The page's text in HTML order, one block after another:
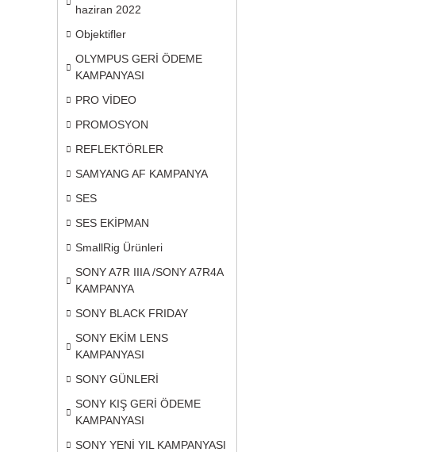
haziran 2022
Objektifler
OLYMPUS GERİ ÖDEME
KAMPANYASI
PRO VİDEO
PROMOSYON
REFLEKTÖRLER
SAMYANG AF KAMPANYA
SES
SES EKİPMAN
SmallRig Ürünleri
SONY A7R IIIA /SONY A7R4A
KAMPANYA
SONY BLACK FRIDAY
SONY EKİM LENS
KAMPANYASI
SONY GÜNLERİ
SONY KIŞ GERİ ÖDEME
KAMPANYASI
SONY YENİ YIL KAMPANYASI